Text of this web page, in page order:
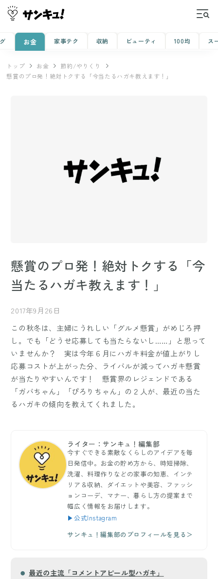
お金 家事テク 収納 ビューティ 100均 ス
トップ お金
節約/やりくり
懸賞のプロ発！絶対トクする「今当たるハガキ教えます！」
懸賞のプロ発！絶対トクする「今
当たるハガキ教えます！」
2017年9月26日
この秋冬は、主婦にうれしい「グルメ懸賞」がめじろ押
し。でも「どうせ応募しても当たらないし……」と思って
いませんか？ 実は今年６月にハガキ料金が値上がりし
応募コストが上がった分、ライバルが減ってハガキ懸賞
が当たりやすいんです！ 懸賞界のレジェンドである
「ガバちゃん」「ぴろりちゃん」の２人が、最近の当た
るハガキの傾向を教えてくれました。
ライター：サンキュ！編集部
今すぐできる素敵なくらしのアイデアを毎
日発信中。お金の貯め方から、時短掃除、
洗濯、料理作りなどの家事の知恵、インテ
リア＆収納、ダイエットや美容、ファッシ
ョンコーデ、マナー、暮らし方の提案まで
幅広く情報をお届けします。
▶公式Instagram
サンキュ！編集部のプロフィールを見る＞
最近の主流「コメントアピール型ハガキ」